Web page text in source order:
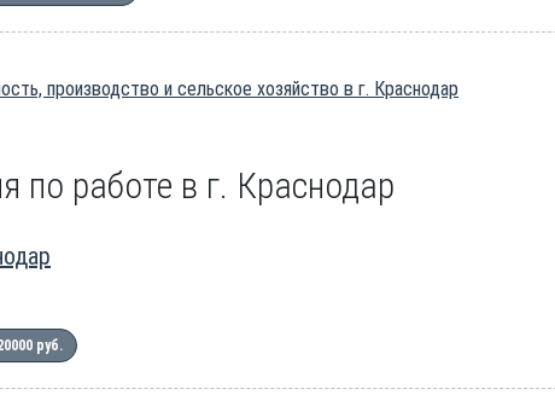
производство и сельское хозяйство в г. Краснодар
по работе в г. Краснодар
руб.